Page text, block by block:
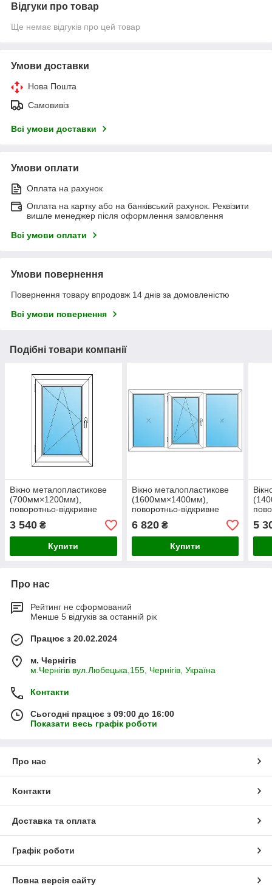
Відгуки про товар
Ще немає відгуків про цей товар
Умови доставки
Нова Пошта
Самовивіз
Всі умови доставки
Умови оплати
Оплата на рахунок
Оплата на картку або на банківський рахунок. Реквізити
вишле менеджер після оформлення замовлення
Всі умови оплати
Умови повернення
Повернення товару впродовж 14 днів за домовленістю
Всі умови повернення
Подібні товари компанії
Вікно металопластикове
(700мм×1200мм),
поворотньо-відкривне
REHAU, (білий)
3 540 ₴
Купити
Вікно металопластикове
(1600мм×1400мм),
поворотньо-відкривне
WDS, (білий)
6 820₴
Купити
5
Про нас
Рейтинг не сформований
Менше 5 відгуків за останній рік
Працює з 20.02.2024
м. Чернігів
м.Чернігів вул.Любецька,155, Чернігів, Україна
Контакти
Сьогодні працює з 09:00 до 16:00
Показати весь графік роботи
Про нас
Контакти
Доставка та оплата
Графік роботи
Повна версія сайту